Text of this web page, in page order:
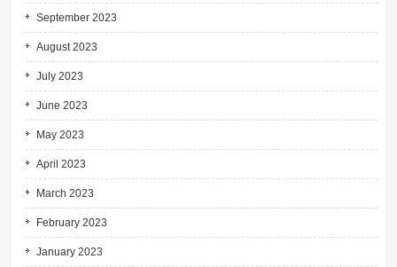
September 2023
August 2023
July 2023
June 2023
May 2023
April 2023
March 2023
February 2023
January 2023